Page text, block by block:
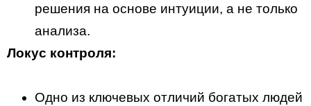
решения на основе интуиции, а не только
анализа.
Локус контроля:
Одно из ключевых отличий богатых людей